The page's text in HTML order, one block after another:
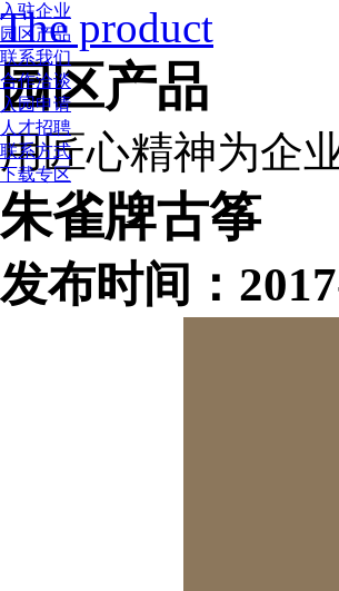
入驻企业
园区产品
联系我们
合作洽谈
入园申请
人才招聘
联系方式
下载专区
The product
园区产品
用匠心精神为企
朱雀牌古筝
发布时间：